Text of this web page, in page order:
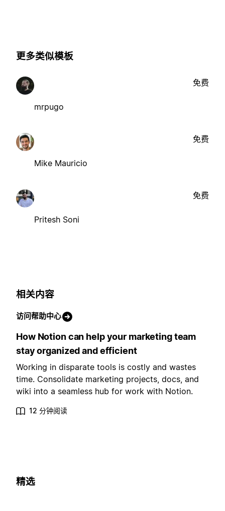
更多类似模板
mrpugo
免费
Mike Mauricio
免费
Pritesh Soni
免费
相关内容
访问帮助中心
How Notion can help your marketing team
stay organized and efficient
Working in disparate tools is costly and wastes
time. Consolidate marketing projects, docs, and
wiki into a seamless hub for work with Notion.
12 分钟阅读
精选